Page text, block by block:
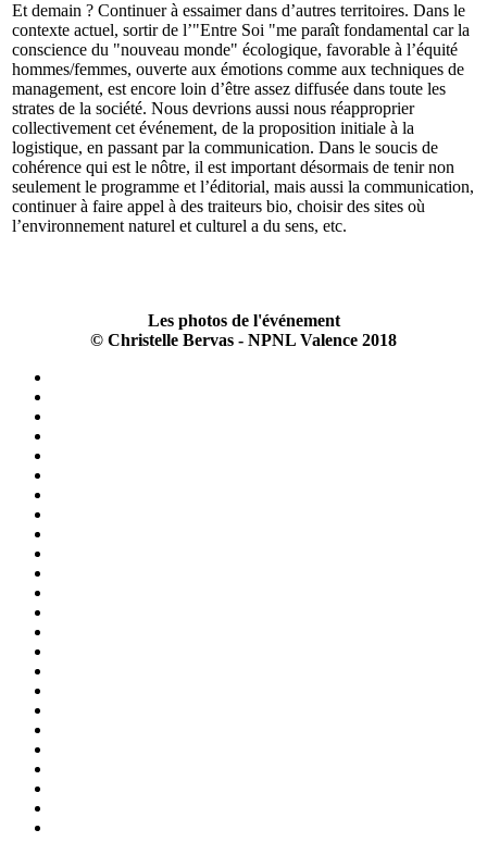
Et demain ? Continuer à essaimer dans d’autres territoires. Dans le
contexte actuel, sortir de l’"Entre Soi "me paraît fondamental car la
conscience du "nouveau monde" écologique, favorable à l’équité
hommes/femmes, ouverte aux émotions comme aux techniques de
management, est encore loin d’être assez diffusée dans toute les
strates de la société. Nous devrions aussi nous réapproprier
collectivement cet événement, de la proposition initiale à la
logistique, en passant par la communication. Dans le soucis de
cohérence qui est le nôtre, il est important désormais de tenir non
seulement le programme et l’éditorial, mais aussi la communication,
continuer à faire appel à des traiteurs bio, choisir des sites où
l’environnement naturel et culturel a du sens, etc.
Les photos de l'événement
© Christelle Bervas - NPNL Valence 2018